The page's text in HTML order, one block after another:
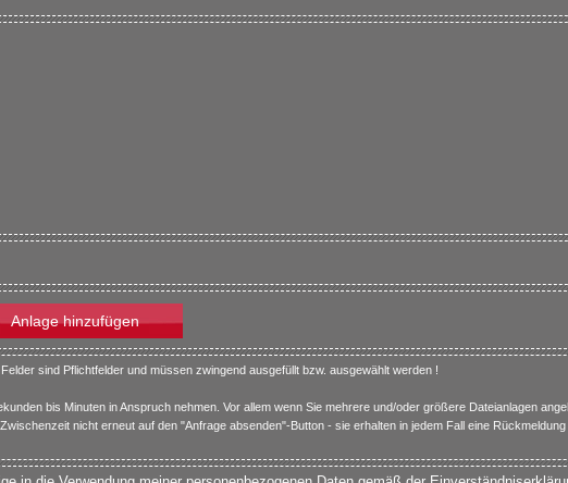
Anlage hinzufügen
sind Pflichtfelder und müssen zwingend ausgefüllt bzw. ausgewählt werden !
bis Minuten in Anspruch nehmen. Vor allem wenn Sie mehrere und/oder größere Dateianlagen
nicht erneut auf den "Anfrage absenden"-Button - sie erhalten in jedem Fall eine